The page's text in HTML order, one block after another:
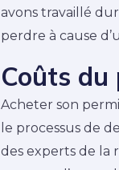
avons travaillé
perdre à cause
Coûts du
Acheter son
le processus de
des experts de la